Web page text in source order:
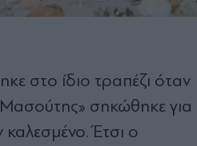
στο ίδιο τραπέζι όταν
σηκώθηκε για
καλεσμένο. Έτσι ο